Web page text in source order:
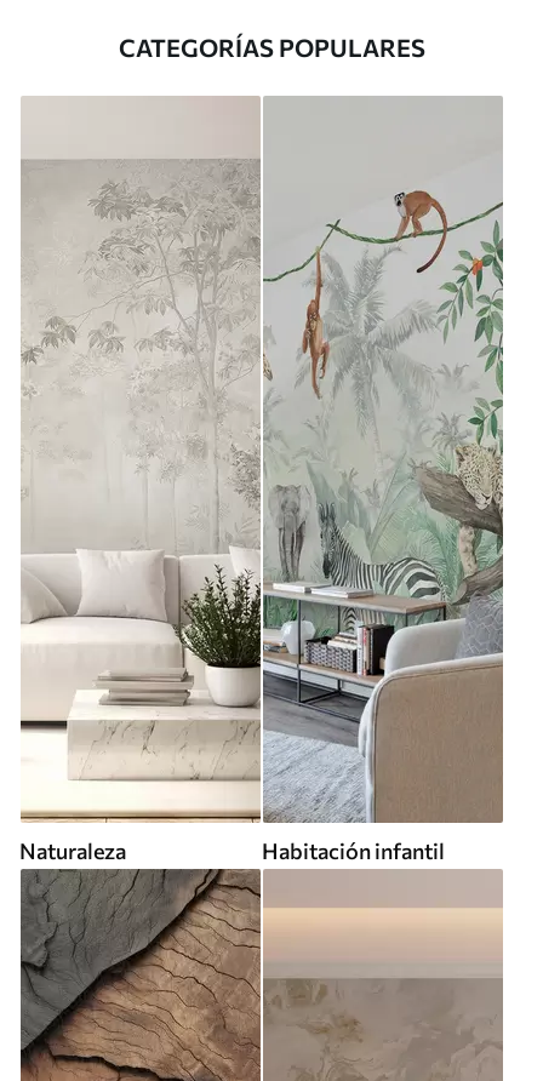
CATEGORÍAS POPULARES
Naturaleza Habitación infantil